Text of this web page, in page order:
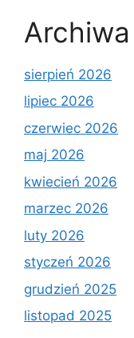
Archiwa
sierpień 2026
lipiec 2026
czerwiec 2026
maj 2026
kwiecień 2026
marzec 2026
luty 2026
styczeń 2026
grudzień 2025
listopad 2025